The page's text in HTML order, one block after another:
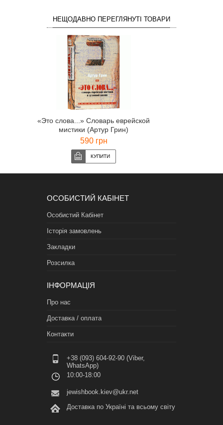
НЕЩОДАВНО ПЕРЕГЛЯНУТІ ТОВАРИ
«Это слова...» Словарь еврейской
мистики (Артур Грин)
590 грн
ОСОБИСТИЙ КАБІНЕТ
Особистий Кабінет
Історія замовлень
Закладки
Розсилка
ІНФОРМАЦІЯ
Про нас
Доставка / оплата
Контакти
+38 (093) 604-92-90 (Viber,
WhatsApp)
10:00-18:00
jewishbook.kiev@ukr.net
Доставка по Україні та всьому світу